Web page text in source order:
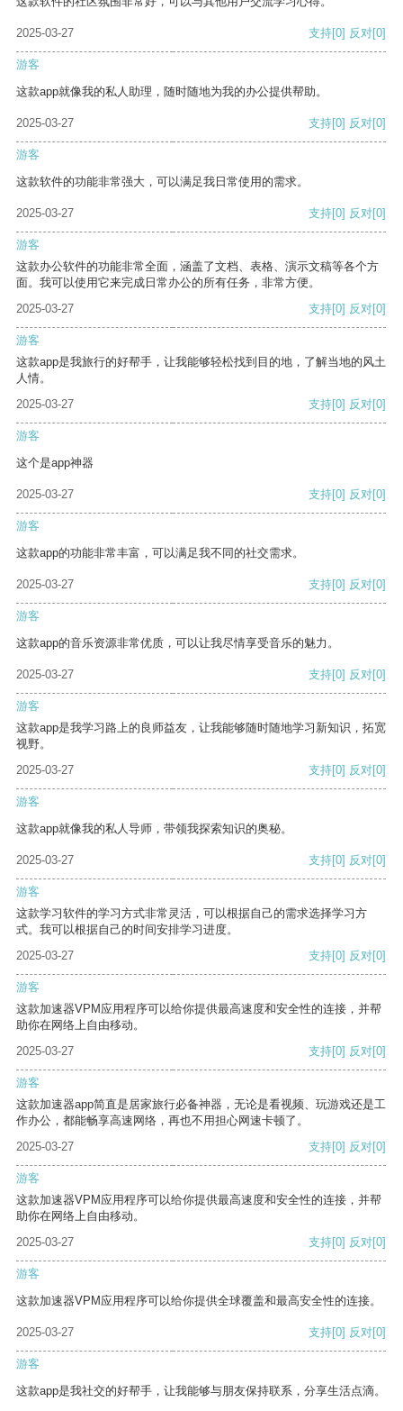
2025-03-27 支持[0] 反对[0]
游客
这款app就像我的私人助理，随时随地为我的办公提供帮助。
2025-03-27 支持[0] 反对[0]
游客
这款软件的功能非常强大，可以满足我日常使用的需求。
2025-03-27 支持[0] 反对[0]
游客
这款办公软件的功能非常全面，涵盖了文档、表格、演示文稿等各个方
面。我可以使用它来完成日常办公的所有任务，非常方便。
2025-03-27
支持[0] 反对[0]
游客
这款app是我旅行的好帮手，让我能够轻松找到目的地，了解当地的风土
人情。
2025-03-27
支持[0] 反对[0]
游客
这个是app神器
2025-03-27 支持[0] 反对[0]
游客
这款app的功能非常丰富，可以满足我不同的社交需求。
2025-03-27 支持[0] 反对[0]
游客
这款app的音乐资源非常优质，可以让我尽情享受音乐的魅力。
2025-03-27 支持[0] 反对[0]
游客
这款app是我学习路上的良师益友，让我能够随时随地学习新知识，拓宽
视野。
2025-03-27
支持[0] 反对[0]
游客
这款app就像我的私人导师，带领我探索知识的奥秘。
2025-03-27 支持[0] 反对[0]
游客
这款学习软件的学习方式非常灵活，可以根据自己的需求选择学习方
式。我可以根据自己的时间安排学习进度。
2025-03-27
支持[0] 反对[0]
游客
这款加速器VPM应用程序可以给你提供最高速度和安全性的连接，并帮
助你在网络上自由移动。
2025-03-27
支持[0] 反对[0]
游客
这款加速器app简直是居家旅行必备神器，无论是看视频、玩游戏还是工
作办公，都能畅享高速网络，再也不用担心网速卡顿了。
2025-03-27
支持[0] 反对[0]
游客
这款加速器VPM应用程序可以给你提供最高速度和安全性的连接，并帮
助你在网络上自由移动。
2025-03-27
支持[0] 反对[0]
游客
这款加速器VPM应用程序可以给你提供全球覆盖和最高安全性的连接。
2025-03-27 支持[0] 反对[0]
游客
这款app是我社交的好帮手，让我能够与朋友保持联系，分享生活点滴。